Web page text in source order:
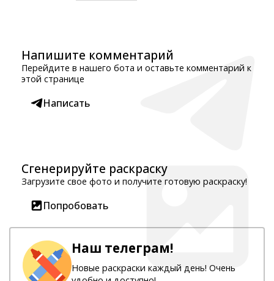
Напишите комментарий
Перейдите в нашего бота и оставьте комментарий к
этой странице
Написать
Сгенерируйте раскраску
Загрузите свое фото и получите готовую раскраску!
Попробовать
Наш телеграм!
Новые раскраски каждый день! Очень